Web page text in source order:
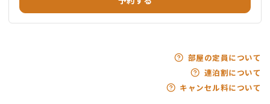
部屋の定員について
連泊割について
キャンセル料について